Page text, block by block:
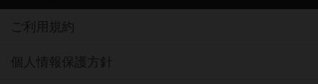
ご利用規約
個人情報保護方針